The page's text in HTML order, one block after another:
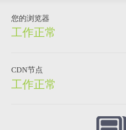
您的浏览器
工作正常
CDN节点
工作正常